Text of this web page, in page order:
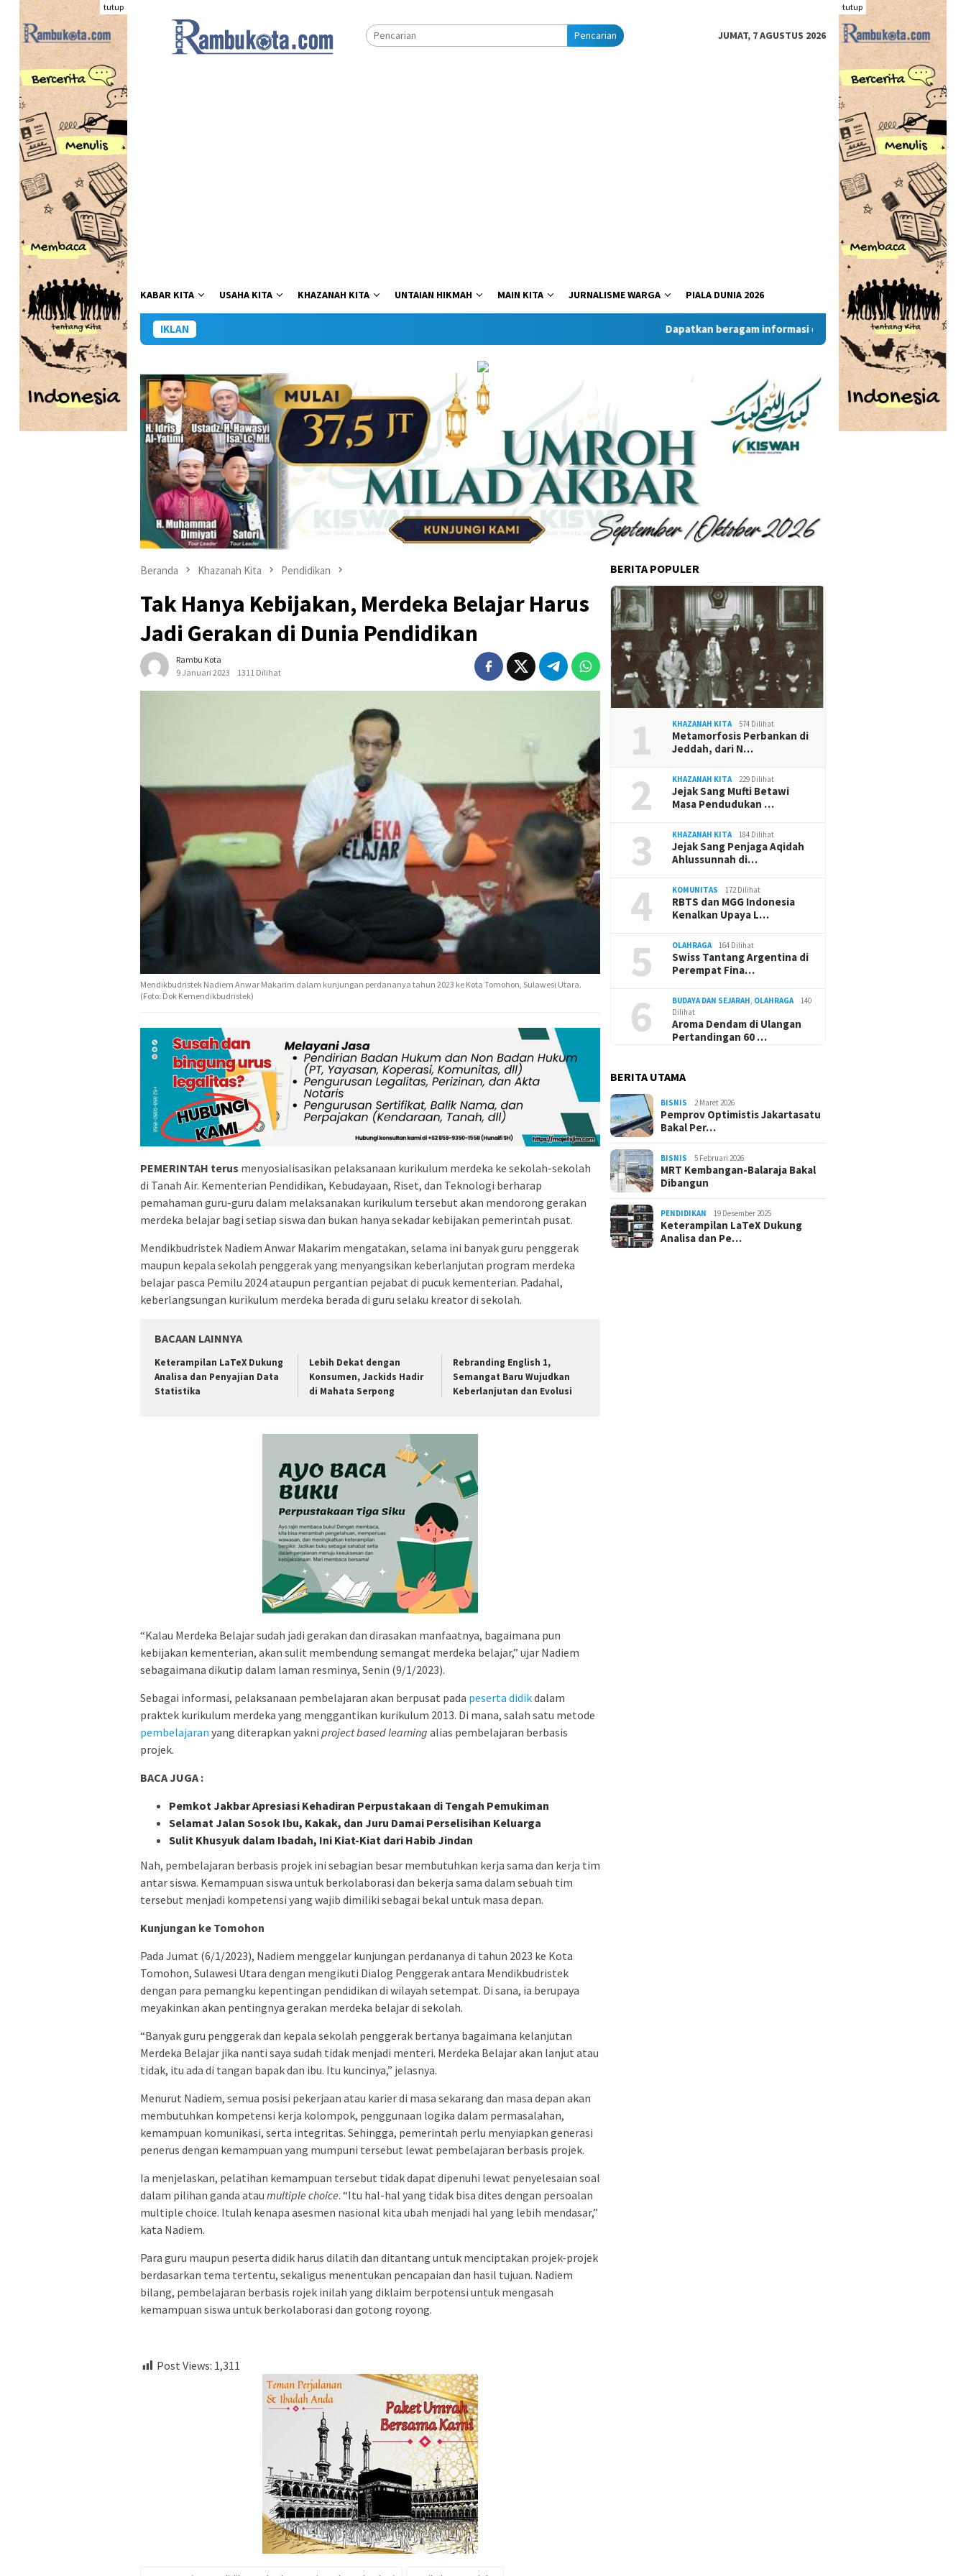
Loncat
konten
tutup tutup
Pencarian JUMAT, 7 AGUSTUS 2026
KABAR KITA USAHA KITA KHAZANAH KITA UNTAIAN HIKMAH MAIN KITA JURNALISME WARGA PIALA DUNIA 2026
IKLAN Dapatkan beragam informasi dan berita menarik dari situs
Beranda Khazanah Kita Pendidikan
Tak Hanya Kebijakan, Merdeka Belajar Harus
Jadi Gerakan di Dunia Pendidikan
Rambu Kota
9 Januari 2023
1311 Dilihat
Mendikbudristek Nadiem Anwar Makarim dalam kunjungan perdananya tahun 2023 ke Kota Tomohon, Sulawesi Utara.
(Foto: Dok Kemendikbudristek)
PEMERINTAH terus menyosialisasikan pelaksanaan kurikulum merdeka ke sekolah-sekolah
di Tanah Air. Kementerian Pendidikan, Kebudayaan, Riset, dan Teknologi berharap
pemahaman guru-guru dalam melaksanakan kurikulum tersebut akan mendorong gerakan
merdeka belajar bagi setiap siswa dan bukan hanya sekadar kebijakan pemerintah pusat.
Mendikbudristek Nadiem Anwar Makarim mengatakan, selama ini banyak guru penggerak
maupun kepala sekolah penggerak yang menyangsikan keberlanjutan program merdeka
belajar pasca Pemilu 2024 ataupun pergantian pejabat di pucuk kementerian. Padahal,
keberlangsungan kurikulum merdeka berada di guru selaku kreator di sekolah.
BACAAN LAINNYA
Keterampilan LaTeX Dukung
Analisa dan Penyajian Data
Statistika
Lebih Dekat dengan
Konsumen, Jackids Hadir
di Mahata Serpong
Rebranding English 1,
Semangat Baru Wujudkan
Keberlanjutan dan Evolusi
“Kalau Merdeka Belajar sudah jadi gerakan dan dirasakan manfaatnya, bagaimana pun
kebijakan kementerian, akan sulit membendung semangat merdeka belajar,” ujar Nadiem
sebagaimana dikutip dalam laman resminya, Senin (9/1/2023).
Sebagai informasi, pelaksanaan pembelajaran akan berpusat pada peserta didikdalam
praktek kurikulum merdeka yang menggantikan kurikulum 2013. Di mana, salah satu metode
pembelajaran yang diterapkan yakni project based learning alias pembelajaran berbasis
projek.
BACA JUGA :
Pemkot Jakbar Apresiasi Kehadiran Perpustakaan di Tengah Pemukiman
Selamat Jalan Sosok Ibu, Kakak, dan Juru Damai Perselisihan Keluarga
Sulit Khusyuk dalam Ibadah, Ini Kiat-Kiat dari Habib Jindan
Nah, pembelajaran berbasis projek ini sebagian besar membutuhkan kerja sama dan kerja tim
antar siswa. Kemampuan siswa untuk berkolaborasi dan bekerja sama dalam sebuah tim
tersebut menjadi kompetensi yang wajib dimiliki sebagai bekal untuk masa depan.
Kunjungan ke Tomohon
Pada Jumat (6/1/2023), Nadiem menggelar kunjungan perdananya di tahun 2023 ke Kota
Tomohon, Sulawesi Utara dengan mengikuti Dialog Penggerak antara Mendikbudristek
dengan para pemangku kepentingan pendidikan di wilayah setempat. Di sana, ia berupaya
meyakinkan akan pentingnya gerakan merdeka belajar di sekolah.
“Banyak guru penggerak dan kepala sekolah penggerak bertanya bagaimana kelanjutan
Merdeka Belajar jika nanti saya sudah tidak menjadi menteri. Merdeka Belajar akan lanjut atau
tidak, itu ada di tangan bapak dan ibu. Itu kuncinya,” jelasnya.
Menurut Nadiem, semua posisi pekerjaan atau karier di masa sekarang dan masa depan akan
membutuhkan kompetensi kerja kolompok, penggunaan logika dalam permasalahan,
kemampuan komunikasi, serta integritas. Sehingga, pemerintah perlu menyiapkan generasi
penerus dengan kemampuan yang mumpuni tersebut lewat pembelajaran berbasis projek.
Ia menjelaskan, pelatihan kemampuan tersebut tidak dapat dipenuhi lewat penyelesaian soal
dalam pilihan ganda atau multiple choice. “Itu hal-hal yang tidak bisa dites dengan persoalan
multiple choice. Itulah kenapa asesmen nasional kita ubah menjadi hal yang lebih mendasar,”
kata Nadiem.
Para guru maupun peserta didik harus dilatih dan ditantang untuk menciptakan projek-projek
berdasarkan tema tertentu, sekaligus menentukan pencapaian dan hasil tujuan. Nadiem
bilang, pembelajaran berbasis rojek inilah yang diklaim berpotensi untuk mengasah
kemampuan siswa untuk berkolaborasi dan gotong royong.
Post Views: 1,311
BERITA POPULER
1 KHAZANAH KITA 574 Dilihat
Metamorfosis Perbankan di
Jeddah, dari N…
2 KHAZANAH KITA 229 Dilihat
Jejak Sang Mufti Betawi
Masa Pendudukan …
3 KHAZANAH KITA 184 Dilihat
Jejak Sang Penjaga Aqidah
Ahlussunnah di…
4 KOMUNITAS 172 Dilihat
RBTS dan MGG Indonesia
Kenalkan Upaya L…
5 OLAHRAGA 164 Dilihat
Swiss Tantang Argentina di
Perempat Fina…
6 BUDAYA DAN SEJARAH OLAHRAGA
140
Dilihat
Aroma Dendam di Ulangan
Pertandingan 60 …
BERITA UTAMA
BISNIS 2 Maret 2026
Pemprov Optimistis Jakartasatu
Bakal Per…
BISNIS 5 Februari 2026
MRT Kembangan-Balaraja Bakal
Dibangun
PENDIDIKAN 19 Desember 2025
Keterampilan LaTeX Dukung
Analisa dan Pe…